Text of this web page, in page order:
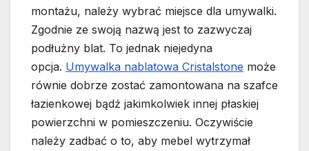
montażu, należy wybrać miejsce dla umywalki.
Zgodnie ze swoją nazwą jest to zazwyczaj
podłużny blat. To jednak niejedyna
opcja. Umywalka nablatowa Cristalstone może
równie dobrze zostać zamontowana na szafce
łazienkowej bądź jakimkolwiek innej płaskiej
powierzchni w pomieszczeniu. Oczywiście
należy zadbać o to, aby mebel wytrzymał